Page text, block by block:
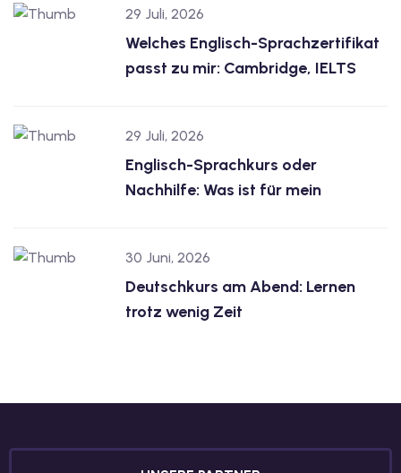
29 Juli, 2026
Welches Englisch-Sprachzertifikat
passt zu mir: Cambridge, IELTS
29 Juli, 2026
Englisch-Sprachkurs oder
Nachhilfe: Was ist für mein
30 Juni, 2026
Deutschkurs am Abend: Lernen
trotz wenig Zeit